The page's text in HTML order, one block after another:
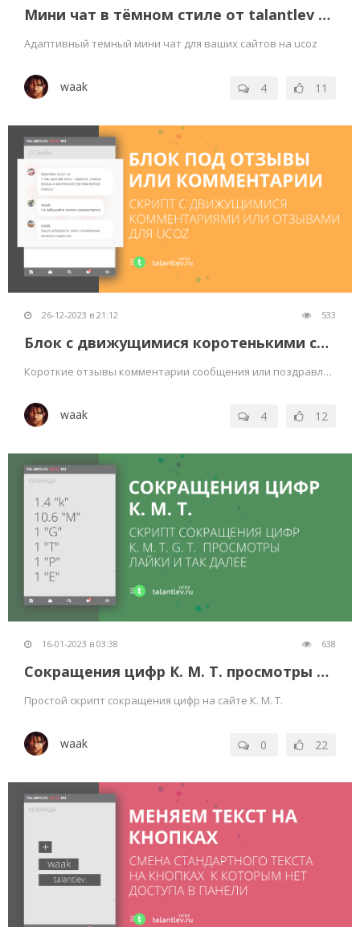
Мини чат в тёмном стиле от talantlev для ucoz
Адаптивный темный мини чат для ваших сайтов на ucoz
waak 4 11
26-12-2023 в 21:12 533
Блок с движущимися коротенькими сообщения
Короткие отзывы комментарии сообщения или поздравления для вашего сайта на ucoz
waak 4 12
16-01-2023 в 03:38 638
Сокращения цифр К. М. Т. просмотры лайки и тд
Простой скрипт сокращения цифр на сайте К. М. Т.
waak 0 22